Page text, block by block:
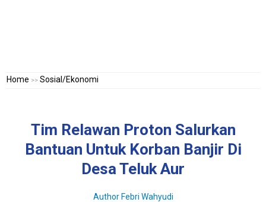
Home >>Sosial/Ekonomi
Tim Relawan Proton Salurkan
Bantuan Untuk Korban Banjir Di
Desa Teluk Aur
Author Febri Wahyudi